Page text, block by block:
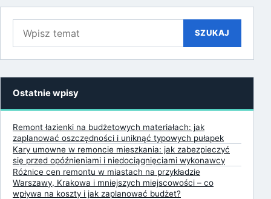
SZUKAJ
Ostatnie wpisy
Remont łazienki na budżetowych materiałach: jak
zaplanować oszczędności i uniknąć typowych pułapek
Kary umowne w remoncie mieszkania: jak zabezpieczyć
się przed opóźnieniami i niedociągnięciami wykonawcy
Różnice cen remontu w miastach na przykładzie
Warszawy, Krakowa i mniejszych miejscowości – co
wpływa na koszty i jak zaplanować budżet?